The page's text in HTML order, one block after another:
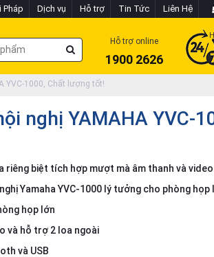
Pháp Dịch vụ Hỗ trợ Tin Tức Liên Hệ
Hỗ trợ online
1900 2626
YVC-1000, Chất lượng tốt!
nghị YAMAHA YVC-
riêng biệt tích hợp mượt mà âm thanh và
Yamaha YVC-1000 lý tưởng cho phòng họp
họp lớn
và hỗ trợ 2 loa ngoài
và USB